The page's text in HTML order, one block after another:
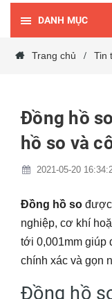
DANH MỤC
Trang chủ / Tin
Đồng hồ
hồ so và
2021-05-20
Đồng hồ so được
nghiệp, cơ khí
tới 0,001mm giúp
chính xác và gọn
Đồng hồ